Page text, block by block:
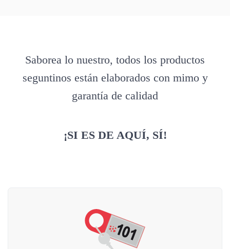
Saborea lo nuestro, todos los productos
seguntinos están elaborados con mimo y
garantía de calidad
¡SI ES DE AQUÍ, SÍ!